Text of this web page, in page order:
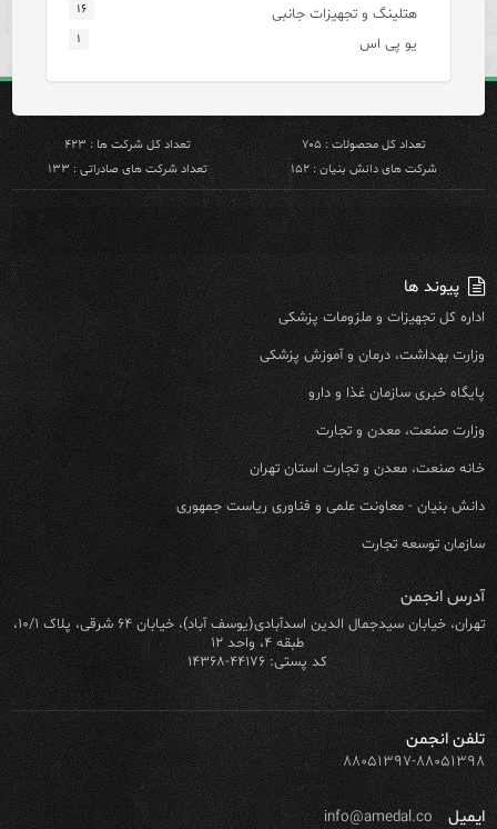
هتلینگ و تجهیزات جانبی ۱۶
یو پی اس ۱
تعداد کل محصولات : ۷۰۵
تعداد کل شرکت ها : ۴۲۳
شرکت های دانش بنیان : ۱۵۲
تعداد شرکت های صادراتی : ۱۳۳
پیوند ها
اداره کل تجهیزات و ملزومات پزشکی
وزارت بهداشت، درمان و آموزش پزشکی
پایگاه خبری سازمان غذا و دارو
وزارت صنعت، معدن و تجارت
خانه صنعت، معدن و تجارت استان تهران
دانش بنیان - معاونت علمی و فناوری ریاست جمهوری
سازمان توسعه تجارت
آدرس انجمن
تهران، خیابان سیدجمال الدین اسدآبادی(یوسف آباد)، خیابان ۶۴ شرقی، پلاک ۱۰/۱،
طبقه ۴، واحد ۱۲
کد پستی: ۴۴۱۷۶-۱۴۳۶۸
تلفن انجمن
۸۸۰۵۱۳۹۷-۸۸۰۵۱۳۹۸
ایمیل info@amedal.co